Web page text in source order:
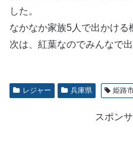
した。
なかなか家族5人で出かける
次は、紅葉なのでみんなで出
レジャー 兵庫県 姫路
スポン